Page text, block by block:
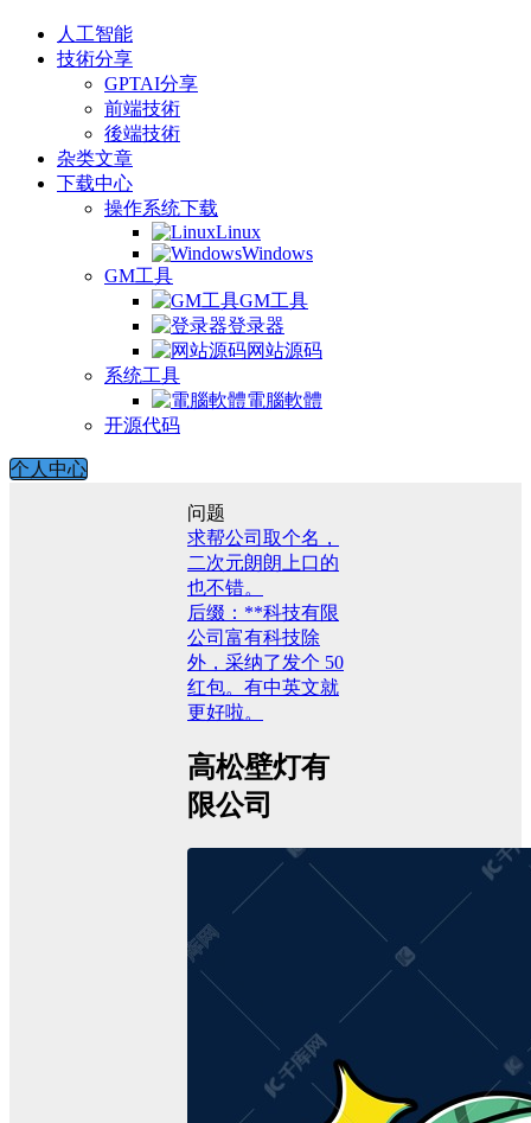
人工智能
技術分享
GPTAI分享
前端技術
後端技術
杂类文章
下载中心
操作系统下载
Linux
Windows
GM工具
GM工具
登录器
网站源码
系统工具
電腦軟體
开源代码
个人中心
问题
求帮公司取个名，
二次元朗朗上口的
也不错。
后缀：**科技有限
公司富有科技除
外，采纳了发个 50
红包。有中英文就
更好啦。
高松壁灯有
限公司